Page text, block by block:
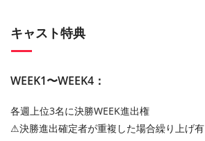
キャスト特典
WEEK1〜WEEK4：
各週上位3名に決勝WEEK進出権
⚠︎決勝進出確定者が重複した場合繰り上げ有